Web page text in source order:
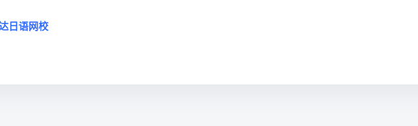
日语网校